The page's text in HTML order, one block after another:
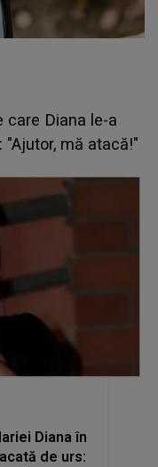
care Diana le-a
mă atacă!"
Diana în
de urs: